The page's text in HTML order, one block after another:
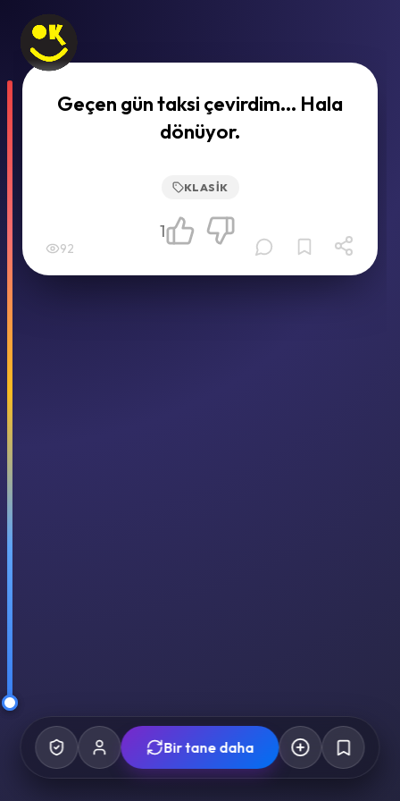
Geçen gün taksi çevirdim... Hala
dönüyor.
KLASIK
92
1
Bir tane daha